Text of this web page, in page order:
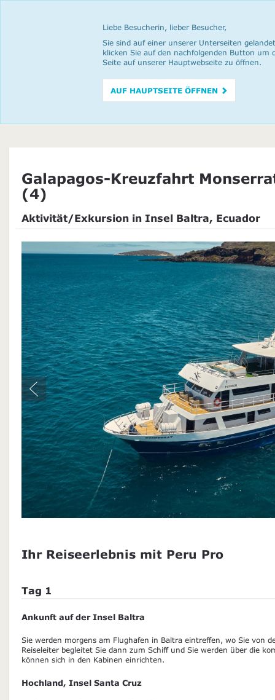
Liebe Besucherin, lieber Besucher,
Sie sind auf einer unserer Unterseiten
klicken Sie auf den nachfolgenden Button um
Seite auf unserer Hauptwebseite zu öffnen.
AUF HAUPTSEITE ÖFFNEN
Galapagos-Kreuzfahrt
(4)
Aktivität/Exkursion in Insel Baltra, Ecuador
Ihr Reiseerlebnis mit Peru Pro
Tag 1
Ankunft auf der Insel Baltra
Sie werden morgens am Flughafen in Baltra eintreffen, wo Sie von
Reiseleiter begleitet Sie dann zum Schiff und Sie werden über die
können sich in den Kabinen einrichten.
Hochland, Insel Santa Cruz